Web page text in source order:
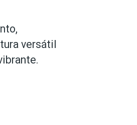
versátil